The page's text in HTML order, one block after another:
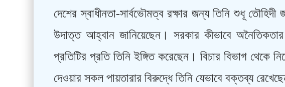
দেশের স্বাধীনতা-সার্বভৌমত্ব রক্ষার জন্য তিনি শুধূ
উদাত্ত আহ্বান জানিয়েছেন। সরকার কীভাবে
প্রতিটির প্রতি তিনি ইঙ্গিত করেছেন। বিচার বিভাগ থেকে
দেওয়ার সকল পায়তারার বিরুদ্ধে তিনি যেভাবে বক্তব্য